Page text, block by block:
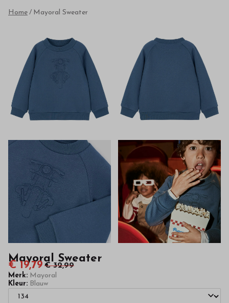
Bestel
kinderkleding
van
hoge
kwaliteit
in
onze
webshop
Home Mayoral Sweater
Mayoral Sweater
€ 19,79 € 32,99
Merk: Mayoral
Kleur: Blauw